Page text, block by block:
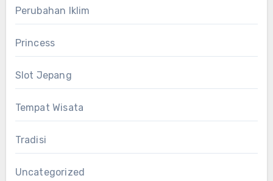
Perubahan Iklim
Princess
Slot Jepang
Tempat Wisata
Tradisi
Uncategorized